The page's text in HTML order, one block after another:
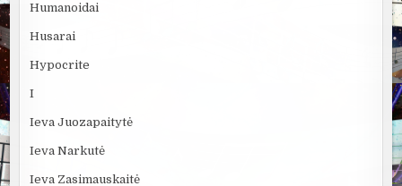
Humanoidai
Husarai
Hypocrite
I
Ieva Juozapaitytė
Ieva Narkutė
Ieva Zasimauskaitė